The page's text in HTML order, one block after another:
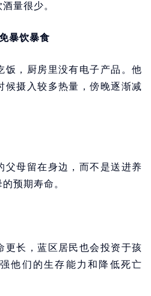
量很少。
暴饮暴食
饭，厨房里没有电子产品。他
候摄入较多热量，傍晚逐渐减
父母留在身边，而不是送进养
预期寿命。
更长，蓝区居民也会投资于孩
他们的生存能力和降低死亡